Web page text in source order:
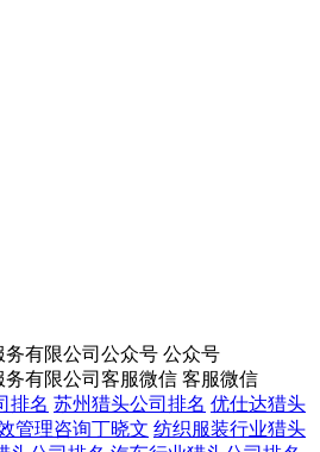
公众号
客服微信
排名 苏州猎头公司排名 优仕达猎头
管理咨询丁晓文 纺织服装行业猎头